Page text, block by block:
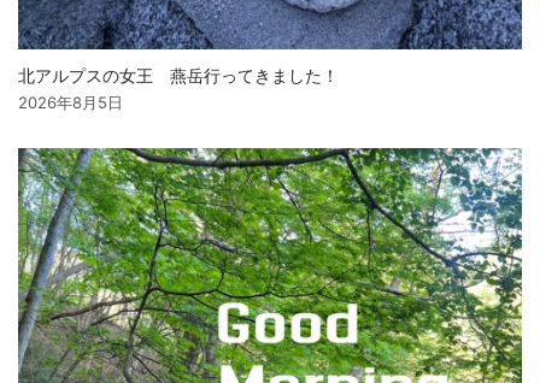
北アルプスの女王 燕岳行ってきました！
2026年8月5日